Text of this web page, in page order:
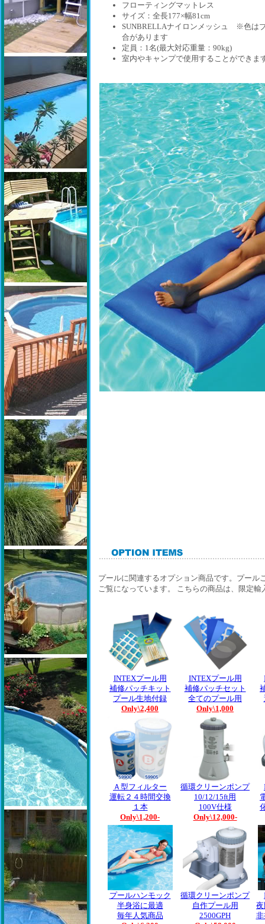
フローティングマットレス
サイズ：全長177×幅81cm
SUNBRELLAナイロンメッシュ ※色は
合があります
定員：1名(最大対応重量：90kg)
室内やキャンプで使用することができま
プールに関連するオプション商品です。プール
ご覧になっています。 こちらの商品は、限定